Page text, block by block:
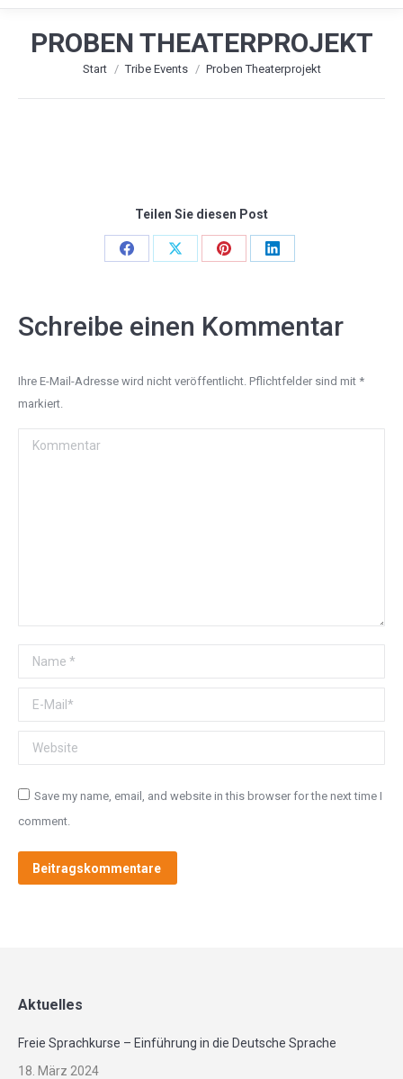
PROBEN THEATERPROJEKT
Sie befinden sich hier:
Start Tribe Events Proben Theaterprojekt
Teilen Sie diesen Post
Share
Facebook
Share
Share
Share
LinkedIn
Schreibe einen Kommentar
Ihre E-Mail-Adresse wird nicht veröffentlicht. Pflichtfelder sind mit *
markiert.
Kommentar
Name *
E-Mail *
Website
Save my name, email, and website in this browser for the next time I
comment.
Beitragskommentare
Aktuelles
Freie Sprachkurse – Einführung in die Deutsche Sprache
18. März 2024